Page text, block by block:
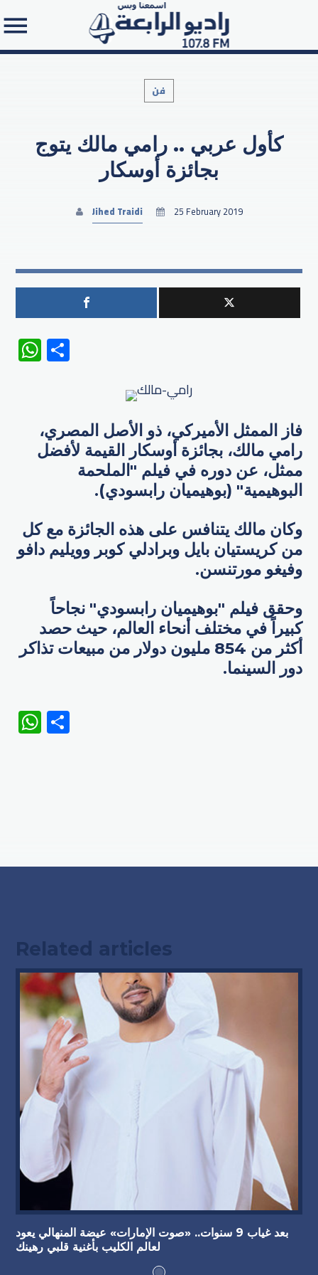
Search in the website:
فن
كأول عربي .. رامي مالك يتوج
بجائزة أوسكار
Jihed Traidi 25 February 2019
WhatsApp
فاز الممثل الأميركي، ذو الأصل المصري،
رامي مالك، بجائزة أوسكار القيمة لأفضل
ممثل، عن دوره في فيلم "الملحمة
البوهيمية" (بوهيميان رابسودي).
وكان مالك يتنافس على هذه الجائزة مع كل
من كريستيان بايل وبرادلي كوبر وويليم دافو
وفيغو مورتنسن.
وحقق فيلم "بوهيميان رابسودي" نجاحاً
كبيراً في مختلف أنحاء العالم، حيث حصد
أكثر من 854 مليون دولار من مبيعات تذاكر
دور السينما.
WhatsApp
Related articles
بعد غياب 9 سنوات.. «صوت الإمارات» عيضة المنهالي يعود
لعالم الكليب بأغنية قلبي رهينك